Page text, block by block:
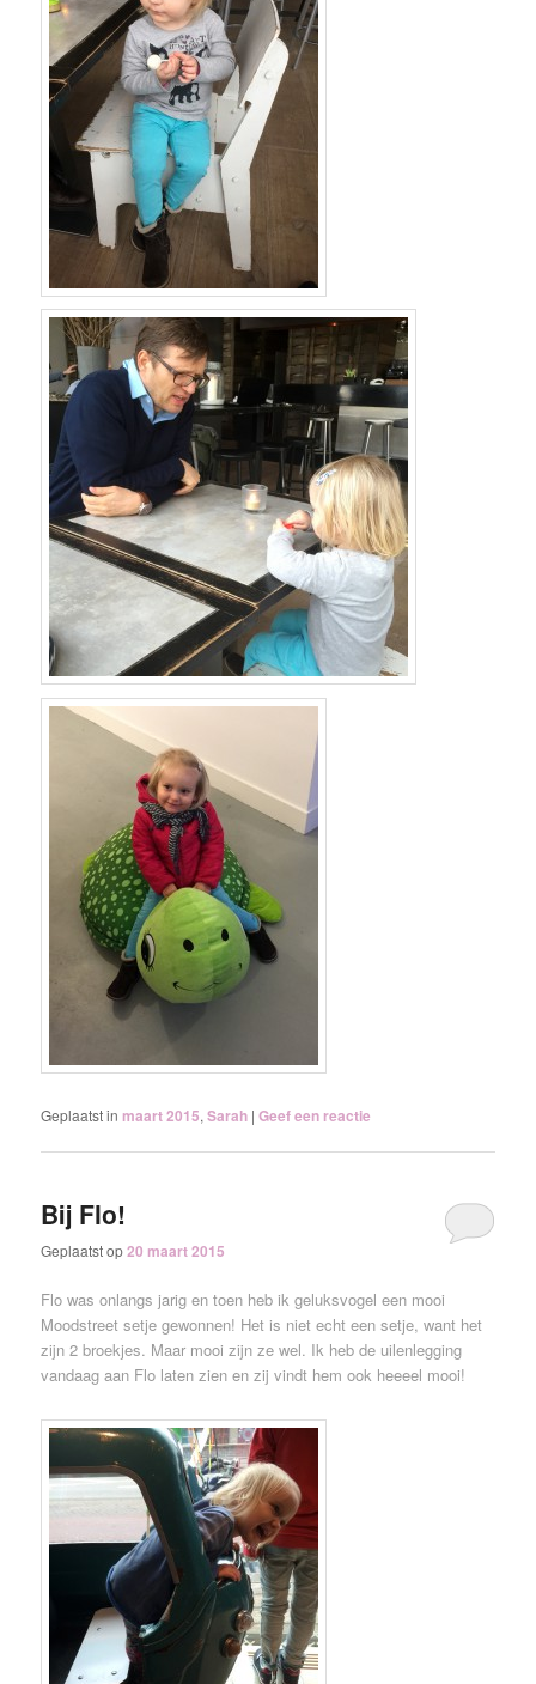
Geplaatst in maart 2015,Sarah |Geef een reactie
Bij Flo!
Geplaatst op20 maart 2015
Flo was onlangs jarig en toen heb ik geluksvogel een mooi
Moodstreet setje gewonnen! Het is niet echt een setje, want het
zijn 2 broekjes. Maar mooi zijn ze wel. Ik heb de uilenlegging
vandaag aan Flo laten zien en zij vindt hem ook heeeel mooi!